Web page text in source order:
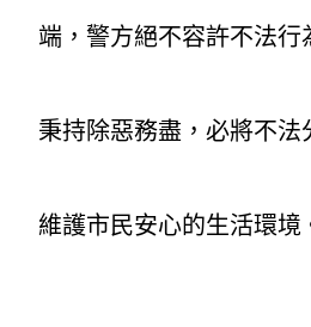
端，警方絕不容許不法行
秉持除惡務盡，必將不法
維護市民安心的生活環境